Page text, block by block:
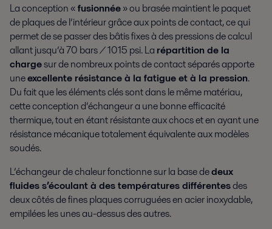
La conception «fusionnée» ou brasée maintient le paquet
de plaques de l’intérieur grâce aux points de contact, ce qui
permet de se passer des bâtis fixes à des pressions de calcul
allant jusqu’à 70 bars / 1015 psi. La répartition de la
chargesur de nombreux points de contact séparés apporte
uneexcellente résistance à la fatigue et à la pression.
Du fait que les éléments clés sont dans le même matériau,
cette conception d’échangeur a une bonne efficacité
thermique, tout en étant résistante aux chocs et en ayant une
résistance mécanique totalement équivalente aux modèles
soudés.
L’échangeur de chaleur fonctionne sur la base dedeux
fluides s’écoulant à des températures différentesdes
deux côtés de fines plaques corruguées en acier inoxydable,
empilées les unes au-dessus des autres.